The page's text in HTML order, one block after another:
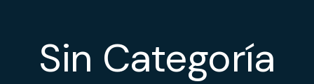
Sin Categoría